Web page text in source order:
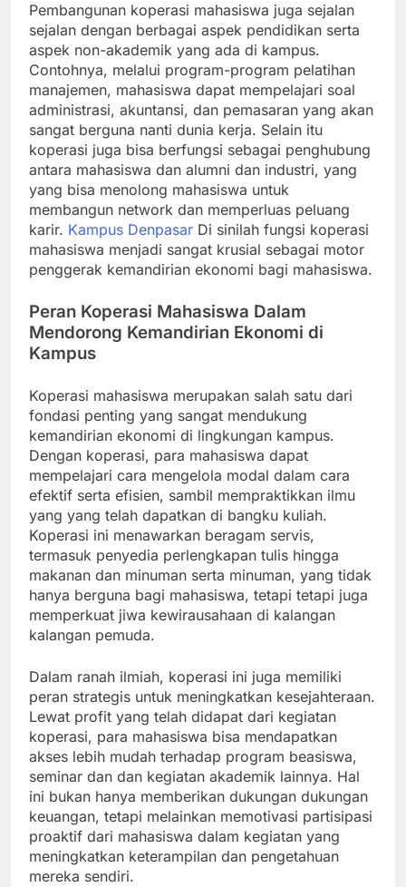
Pembangunan koperasi mahasiswa juga sejalan
sejalan dengan berbagai aspek pendidikan serta
aspek non-akademik yang ada di kampus.
Contohnya, melalui program-program pelatihan
manajemen, mahasiswa dapat mempelajari soal
administrasi, akuntansi, dan pemasaran yang akan
sangat berguna nanti dunia kerja. Selain itu
koperasi juga bisa berfungsi sebagai penghubung
antara mahasiswa dan alumni dan industri, yang
yang bisa menolong mahasiswa untuk
membangun network dan memperluas peluang
karir. Kampus Denpasar Di sinilah fungsi koperasi
mahasiswa menjadi sangat krusial sebagai motor
penggerak kemandirian ekonomi bagi mahasiswa.
Peran Koperasi Mahasiswa Dalam
Mendorong Kemandirian Ekonomi di
Kampus
Koperasi mahasiswa merupakan salah satu dari
fondasi penting yang sangat mendukung
kemandirian ekonomi di lingkungan kampus.
Dengan koperasi, para mahasiswa dapat
mempelajari cara mengelola modal dalam cara
efektif serta efisien, sambil mempraktikkan ilmu
yang yang telah dapatkan di bangku kuliah.
Koperasi ini menawarkan beragam servis,
termasuk penyedia perlengkapan tulis hingga
makanan dan minuman serta minuman, yang tidak
hanya berguna bagi mahasiswa, tetapi tetapi juga
memperkuat jiwa kewirausahaan di kalangan
kalangan pemuda.
Dalam ranah ilmiah, koperasi ini juga memiliki
peran strategis untuk meningkatkan kesejahteraan.
Lewat profit yang telah didapat dari kegiatan
koperasi, para mahasiswa bisa mendapatkan
akses lebih mudah terhadap program beasiswa,
seminar dan dan kegiatan akademik lainnya. Hal
ini bukan hanya memberikan dukungan dukungan
keuangan, tetapi melainkan memotivasi partisipasi
proaktif dari mahasiswa dalam kegiatan yang
meningkatkan keterampilan dan pengetahuan
mereka sendiri.